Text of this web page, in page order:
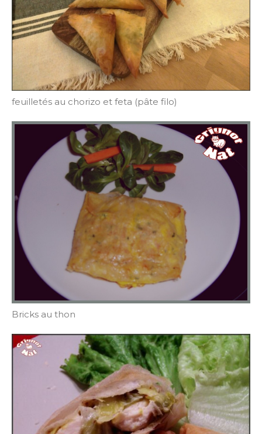
feuilletés au chorizo et feta (pâte filo)
Bricks au thon